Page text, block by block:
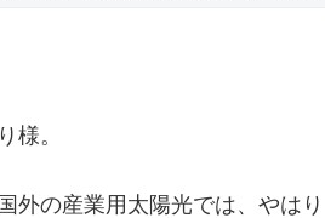
様。
外の産業用太陽光では、やはり